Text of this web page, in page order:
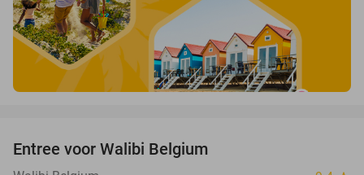
Entree voor Walibi Belgium